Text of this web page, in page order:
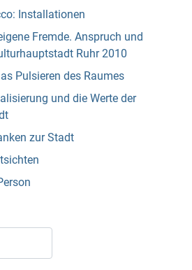
Installationen
Fremde. Anspruch und
Ruhr 2010
Pulsieren des Raumes
und die Werte der
zur Stadt